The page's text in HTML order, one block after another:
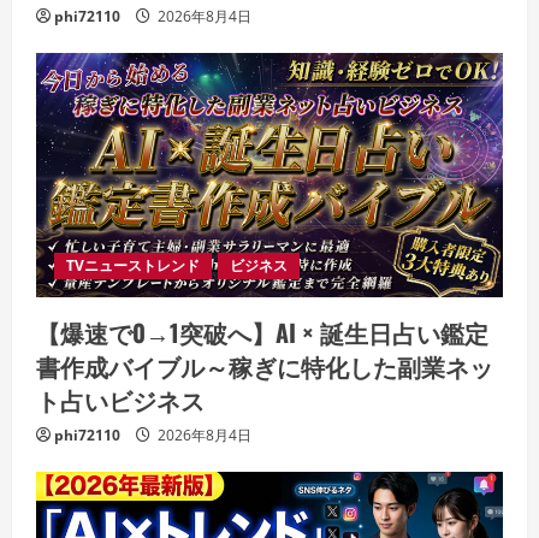
phi72110 2026年8月4日
TVニューストレンド ビジネス
【爆速で0→1突破へ】AI × 誕生日占い鑑定
書作成バイブル～稼ぎに特化した副業ネッ
ト占いビジネス
phi72110 2026年8月4日